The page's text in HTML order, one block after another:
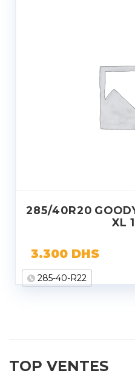
285/40R20
XL
3.300 DHS
285-40-R22
TOP VENTES